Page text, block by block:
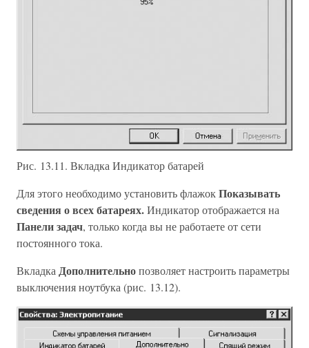
Рис. 13.11. Вкладка Индикатор батарей
Для этого необходимо установить флажокПоказывать
сведения о всех батареях.Индикатор отображается на
Панели задач, только когда вы не работаете от сети
постоянного тока.
Вкладка Дополнительнопозволяет настроить параметры
выключения ноутбука (рис. 13.12).